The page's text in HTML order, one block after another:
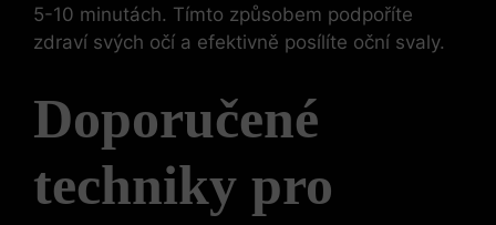
5-10 minutách. Tímto způsobem podpoříte
zdraví svých očí a efektivně posílíte oční svaly.
Doporučené
techniky pro